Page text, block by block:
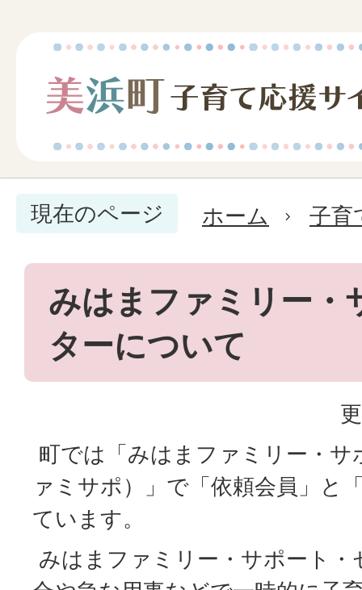
現在のページ ホーム 子育
みはまファミリー・
ターについて
町では「みはまファミリー・サ
ァミサポ）」で「依頼会員」と
ています。
みはまファミリー・サポート・